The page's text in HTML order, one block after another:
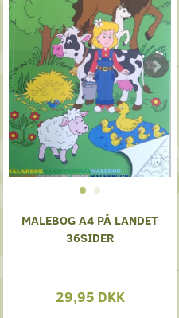
MALEBOG A4 PÅ LANDET
36SIDER
29,95 DKK